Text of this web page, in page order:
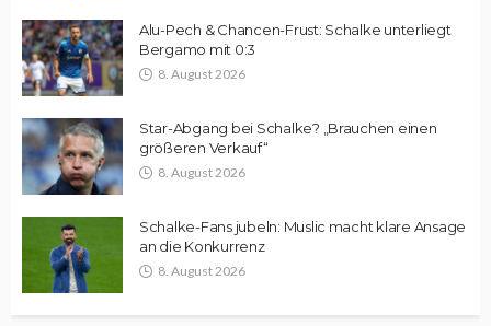
Alu-Pech & Chancen-Frust: Schalke unterliegt
Bergamo mit 0:3
8. August 2026
Star-Abgang bei Schalke? „Brauchen einen
größeren Verkauf“
8. August 2026
Schalke-Fans jubeln: Muslic macht klare Ansage
an die Konkurrenz
8. August 2026